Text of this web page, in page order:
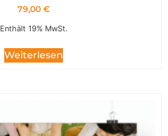
79,00 €
Enthält 19% MwSt.
Weiterlesen